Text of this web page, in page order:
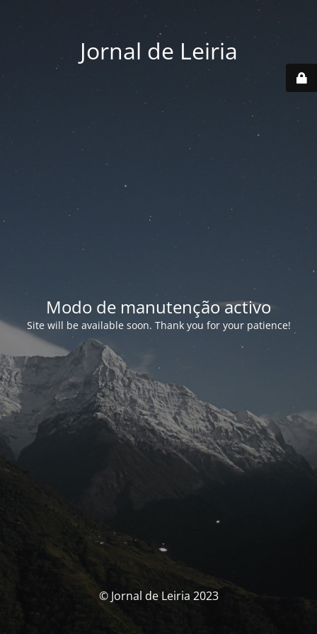
Jornal de Leiria
Modo de manutenção activo
Site will be available soon. Thank you for your patience!
© Jornal de Leiria 2023